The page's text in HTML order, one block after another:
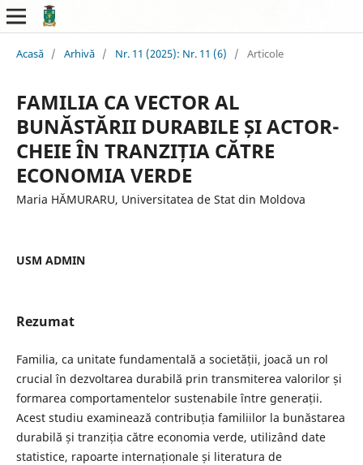
Acasă / Arhivă / Nr. 11 (2025): Nr. 11 (6) / Articole
FAMILIA CA VECTOR AL
BUNĂSTĂRII DURABILE ȘI ACTOR-
CHEIE ÎN TRANZIȚIA CĂTRE
ECONOMIA VERDE
Maria HĂMURARU, Universitatea de Stat din Moldova
USM ADMIN
Rezumat
Familia, ca unitate fundamentală a societății, joacă un rol
crucial în dezvoltarea durabilă prin transmiterea valorilor și
formarea comportamentelor sustenabile între generații.
Acest studiu examinează contribuția familiilor la bunăstarea
durabilă și tranziția către economia verde, utilizând date
statistice, rapoarte internaționale și literatura de